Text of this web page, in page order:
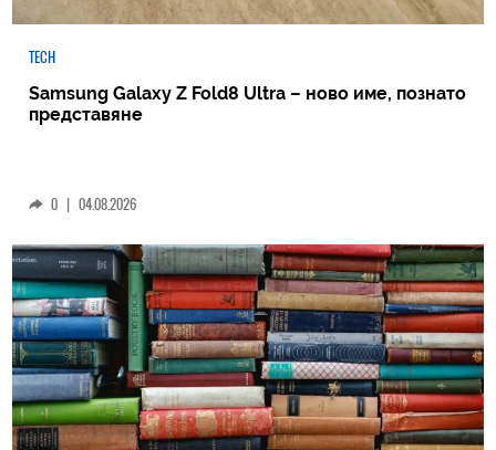
TECH
Samsung Galaxy Z Fold8 Ultra – ново име, познато
представяне
0 | 04.08.2026